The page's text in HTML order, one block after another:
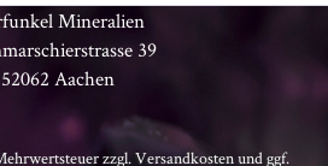
Mineralien
39
52062 Aachen
zzgl.Versandkostenund ggf.